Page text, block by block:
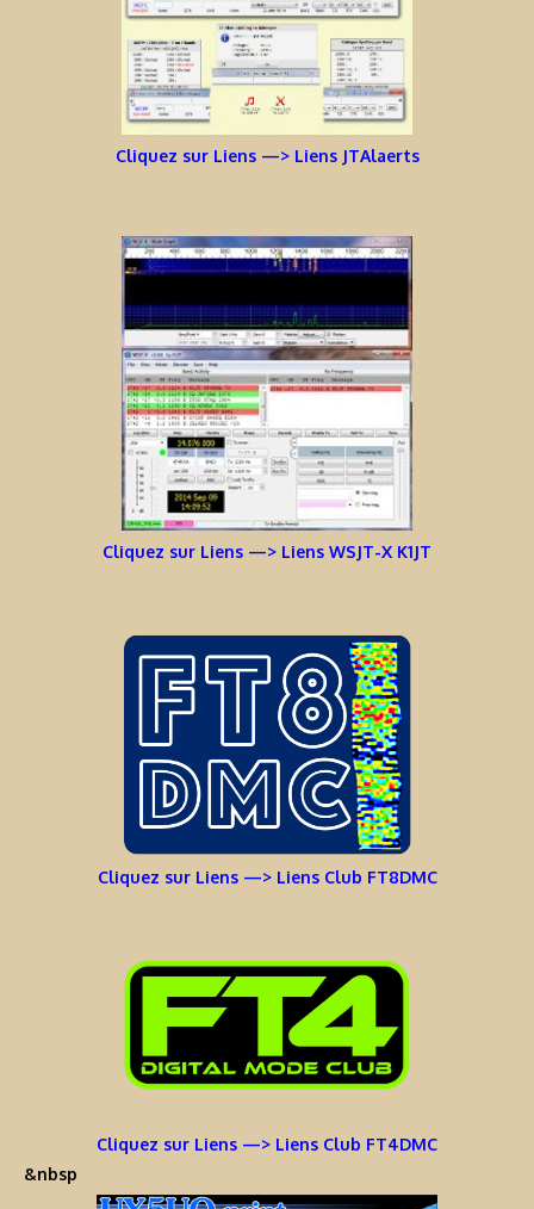
Cliquez sur Liens —> Liens JTAlaerts
Cliquez sur Liens —> Liens WSJT-X K1JT
Cliquez sur Liens —> Liens Club FT8DMC
Cliquez sur Liens —> Liens Club FT4DMC
&nbsp